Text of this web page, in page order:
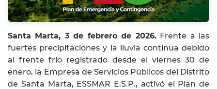
Santa Marta, 3 de febrero de 2026.Frente a las
fuertes precipitaciones y la lluvia continua debido
al frente frío registrado desde el viernes 30 de
enero, la Empresa de Servicios Públicos del Distrito
de Santa Marta, ESSMAR E.S.P., activó el Plan de